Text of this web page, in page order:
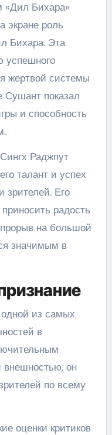
«Дил Бихара»
экране роль
Бихара. Эта
успешного
жертвой системы
показал
и способность
Раджпут
талант и успех
зрителей. Его
радость
на большой
значимым в
из самых
в
внешностью, он
по всему
оценки критиков